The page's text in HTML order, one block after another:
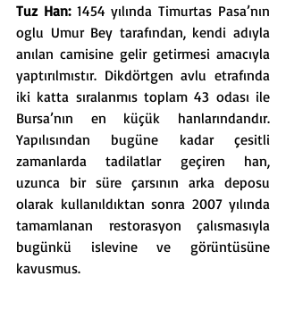
Tuz Han: 1454 yılında Timurtas Pasa’nın
oglu Umur Bey tarafından, kendi adıyla
anılan camisine gelir getirmesi amacıyla
yaptırılmıstır. Dikdörtgen avlu etrafında
iki katta sıralanmıs toplam 43 odası ile
Bursa’nın en küçük hanlarındandır.
Yapılısından bugüne kadar çesitli
zamanlarda tadilatlar geçiren han,
uzunca bir süre çarsının arka deposu
olarak kullanıldıktan sonra 2007 yılında
tamamlanan restorasyon çalısmasıyla
bugünkü islevine ve görüntüsüne
kavusmus.